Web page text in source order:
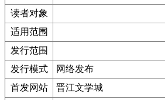
读者对象
适用范围
发行范围
发行模式
网络发布
首发网站
晋江文学城